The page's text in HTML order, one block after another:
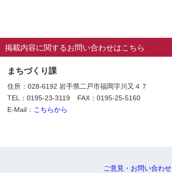
掲載内容に関するお問い合わせはこちら
まちづくり課
住所：028-6192 岩手県二戸市福岡字川又４７
TEL：0195-23-3119
FAX：0195-25-5160
E-Mail： こちらから
ご意見・お問い合わせ